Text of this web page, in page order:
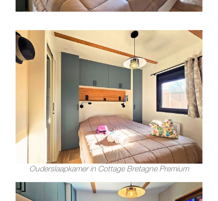
Ouderslaapkamer in Cottage Bretagne Premium